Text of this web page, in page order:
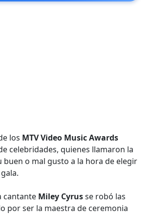
los MTV Video Music Awards
celebridades, quienes llamaron la
buen o mal gusto a la hora de elegir
cantante Miley Cyrusse robó las
por ser la maestra de ceremonia